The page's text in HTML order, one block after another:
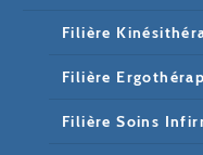
Filière
Filière
Filière Soins